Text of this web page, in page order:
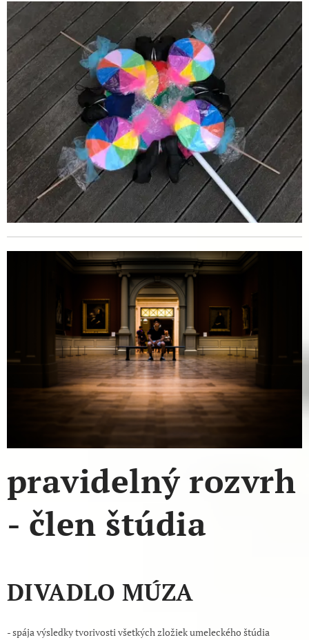
pravidelný rozvrh
- člen štúdia
DIVADLO MÚZA
- spája výsledky tvorivosti všetkých zložiek umeleckého štúdia